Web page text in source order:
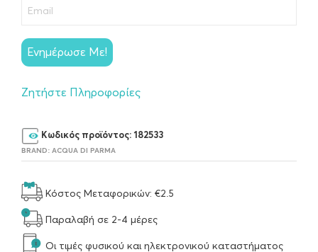
Ενημέρωσε Με!
Ζητήστε Πληροφορίες
Κωδικός προϊόντος: 182533
BRAND: ACQUA DI PARMA
Κόστος Μεταφορικών: €2.5
Παραλαβή σε 2-4 μέρες
Οι τιμές φυσικού και ηλεκτρονικού καταστήματος